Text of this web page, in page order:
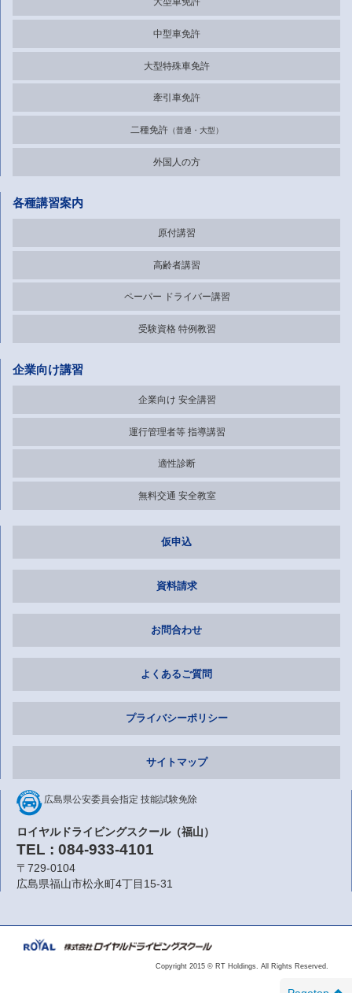
中型車免許
大型特殊車免許
牽引車免許
二種免許 普通・大型
外国人の方
各種講習案内
原付講習
高齢者講習
ペーパー ドライバー講習
受験資格特例教習
企業向け講習
企業向け 安全講習
運行管理者等指導講習
適性診断
無料交通 安全教室
仮申込
資料請求
お問合わせ
よくあるご質問
プライバシーポリシー
サイトマップ
広島県公安委員会指定 技能試験免除
ロイヤルドライビングスクール（福山）
TEL : 084-933-4101
〒729-0104
広島県福山市松永町4丁目15-31
Copyright 2015 © RT Holdings. All Rights Reserved.